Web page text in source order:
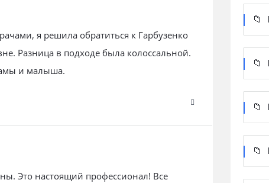
я решила обратиться к Гарбузенко
Разница в подходе была колоссальной.
и малыша.
Это настоящий профессионал! Все